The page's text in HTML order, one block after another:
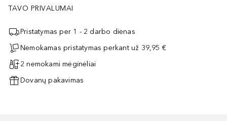
TAVO PRIVALUMAI
Pristatymas per 1 - 2 darbo dienas
Nemokamas pristatymas perkant už 39,95 €
2 nemokami mėginėliai
Dovanų pakavimas